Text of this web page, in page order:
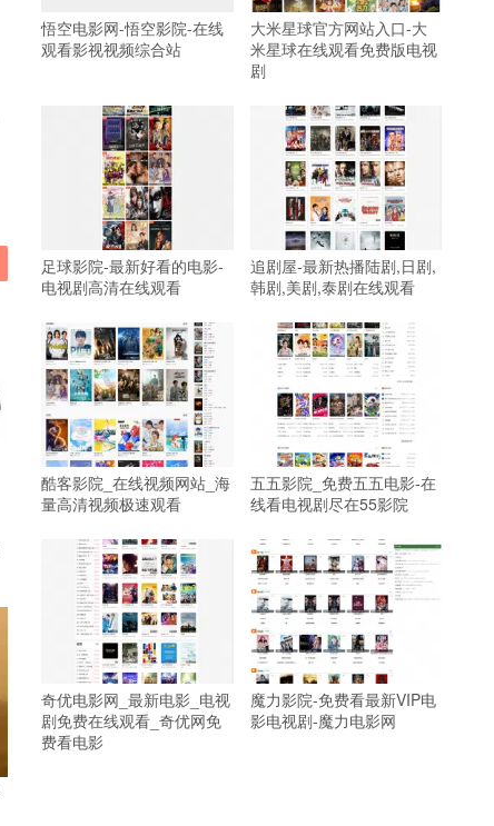
悟空电影网-悟空影院-在线
观看影视视频综合站
大米星球官方网站入口-大
米星球在线观看免费版电视
剧
足球影院-最新好看的电影-
电视剧高清在线观看
追剧屋-最新热播陆剧,日剧,
韩剧,美剧,泰剧在线观看
酷客影院_在线视频网站_海
量高清视频极速观看
五五影院_免费五五电影-在
线看电视剧尽在55影院
奇优电影网_最新电影_电视
剧免费在线观看_奇优网免
费看电影
魔力影院-免费看最新VIP电
影电视剧-魔力电影网